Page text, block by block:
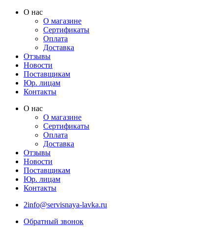
Перейти
содержимому
О нас
О магазине
Сертификаты
Оплата
Доставка
Отзывы
Новости
Поставщикам
Юр. лицам
Контакты
О нас
О магазине
Сертификаты
Оплата
Доставка
Отзывы
Новости
Поставщикам
Юр. лицам
Контакты
2info@servisnaya-lavka.ru
Обратный звонок